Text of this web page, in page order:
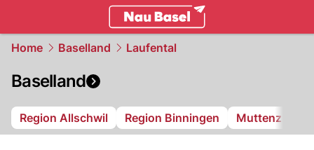
Home Baselland Laufental
Baselland
Region Allschwil Region Binningen Muttenz